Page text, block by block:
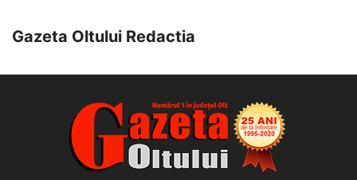
Gazeta Oltului Redactia